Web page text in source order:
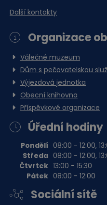
Další kontakty
Organizace
Válečné muzeum
Dům s pečovatelskou
Výjezdová jednotka
Obecní knihovna
Příspěvkové organizace
Úřední hodiny
Pondělí
Středa
Čtvrtek
Pátek
08:00 - 12:00,
08:00 - 12:00,
13:00 - 15:30
08:00 - 12:00
Sociální sítě
Upozornění
místní
Řekou.docx